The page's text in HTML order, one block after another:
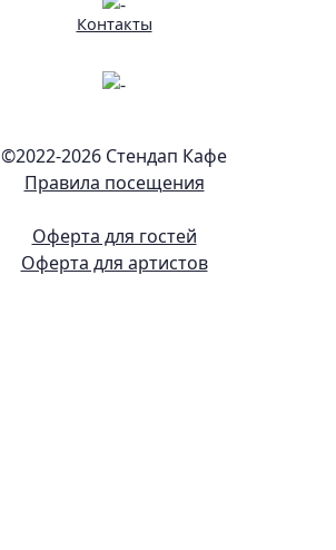
Контакты
©2022-2026 Стендап Кафе
Правила посещения
Оферта для гостей
Оферта для артистов